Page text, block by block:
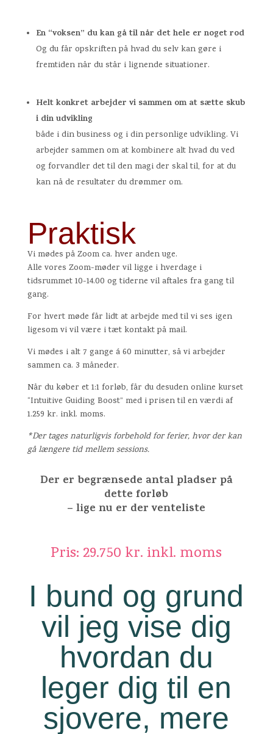
En “voksen” du kan gå til når det hele er noget rod
Og du får opskriften på hvad du selv kan gøre i
fremtiden når du står i lignende situationer.
Helt konkret arbejder vi sammen om at sætte skub
i din udvikling
både i din business og i din personlige udvikling. Vi
arbejder sammen om at kombinere alt hvad du ved
og forvandler det til den magi der skal til, for at du
kan nå de resultater du drømmer om.
Praktisk
Vi mødes på Zoom ca. hver anden uge.
Alle vores Zoom-møder vil ligge i hverdage i
tidsrummet 10-14.00 og tiderne vil aftales fra gang til
gang.
For hvert møde får lidt at arbejde med til vi ses igen
ligesom vi vil være i tæt kontakt på mail.
Vi mødes i alt 7 gange á 60 minutter, så vi arbejder
sammen ca. 3 måneder.
Når du køber et 1:1 forløb, får du desuden online kurset
“Intuitive Guiding Boost” med i prisen til en værdi af
1.259 kr. inkl. moms.
*Der tages naturligvis forbehold for ferier, hvor der kan
gå længere tid mellem sessions.
Der er begrænsede antal pladser på
dette forløb
– lige nu er der venteliste
Pris: 29.750 kr. inkl. moms
I bund og grund
vil jeg vise dig
hvordan du
leger dig til en
sjovere, mere